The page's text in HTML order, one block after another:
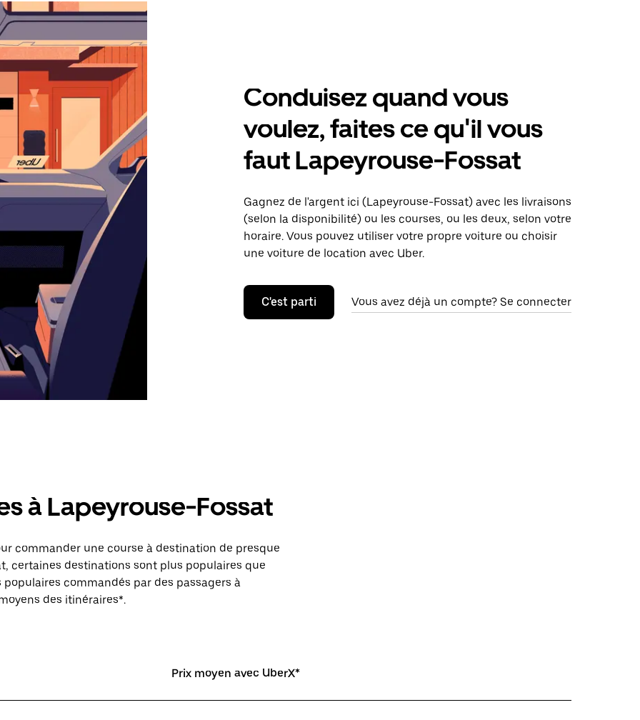
Conduisez quand vous
voulez, faites ce qu'il vous
faut Lapeyrouse-Fossat
Gagnez de l'argent ici (Lapeyrouse-Fossat) avec les livraisons
(selon la disponibilité) ou les courses, ou les deux, selon votre
horaire. Vous pouvez utiliser votre propre voiture ou choisir
une voiture de location avec Uber.
C'est parti Vous avez déjà un compte? Se connecter
à Lapeyrouse-Fossat
commander une course à destination de presque
certaines destinations sont plus populaires que
commandés par des passagers à
des itinéraires*.
Prix moyen avec UberX*